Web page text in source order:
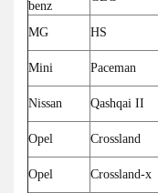
benz
MG
HS
Mini
Paceman
Nissan
Qashqai II
Opel
Crossland
Opel
Crossland-x